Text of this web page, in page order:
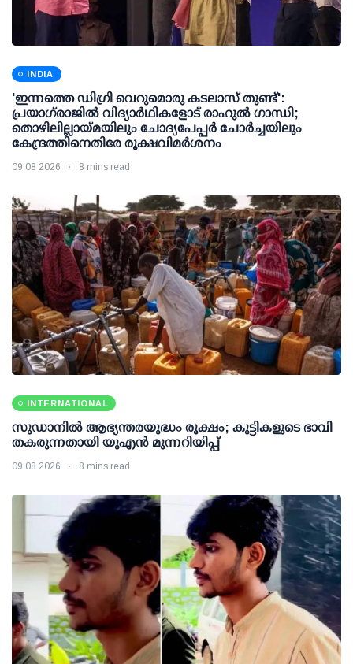
INDIA
'ഇന്നത്തെ ഡിഗ്രി വെറുമൊരു കടലാസ് തുണ്ട്':
പ്രയാഗ്‌രാജില്‍ വിദ്യാര്‍ഥികളോട് രാഹുല്‍ ഗാന്ധി;
തൊഴിലില്ലായ്മയിലും ചോദ്യപേപ്പര്‍ ചോര്‍ച്ചയിലും
കേന്ദ്രത്തിനെതിരേ രൂക്ഷവിമര്‍ശനം
09 08 2026 8 mins read
INTERNATIONAL
സുഡാനിൽ ആഭ്യന്തരയുദ്ധം രൂക്ഷം; കുട്ടികളുടെ ഭാവി
തകരുന്നതായി യുഎൻ മുന്നറിയിപ്പ്
09 08 2026 8 mins read